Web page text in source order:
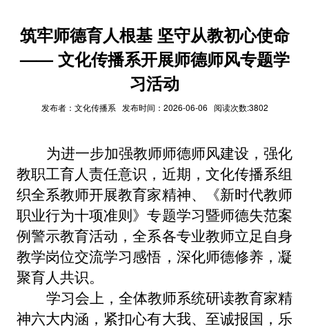
筑牢师德育人根基 坚守从教初心使命
—— 文化传播系开展师德师风专题学
习活动
发布者：文化传播系 发布时间：2026-06-06 阅读次数:3802
为进一步加强教师师德师风建设，强化
教职工育人责任意识，近期，文化传播系组
织全系教师开展教育家精神、《新时代教师
职业行为十项准则》专题学习暨师德失范案
例警示教育活动，全系各专业教师立足自身
教学岗位交流学习感悟，深化师德修养，凝
聚育人共识。
学习会上，全体教师系统研读教育家精
神六大内涵，紧扣心有大我、至诚报国，乐